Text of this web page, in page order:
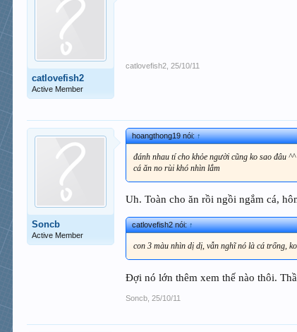
catlovefish2
Active Member
catlovefish2 25/10/11
Soncb
Active Member
hoangthong19 nói:↑
đánh nhau tí cho khỏe người cũng ko sao đâu
cá ăn no rùi khó nhìn lắm
Uh. Toàn cho ăn rồi ngồi ngắm cá,
catlovefish2 nói:↑
con 3 màu nhìn dị dị, vẫn nghĩ nó là cá trống,
Đợi nó lớn thêm xem thế nào thôi.
Soncb 25/10/11